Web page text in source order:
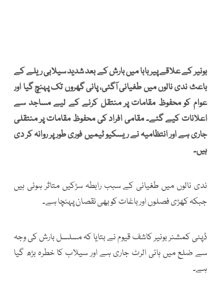
بونیر کے علاقے پیر بابا میں بارش کے بعد شدید سیلابی ریلے کے
باعث ندی نالوں میں طغیانی آگئی، پانی گھروں تک پہنچ گیا اور
عوام کو محفوظ مقامات پر منتقل کرنے کے لیے مساجد سے
اعلانات کیے گئے۔ مقامی افراد کی محفوظ مقامات پر منتقلی
جاری ہے اور انتظامیہ نے ریسکیو ٹیمیں فوری طور پر روانہ کر دی
ہیں۔
ندی نالوں میں طغیانی کے سبب رابطہ سڑکیں متاثر ہوئی ہیں
جبکہ کھڑی فصلوں اور باغات کو بھی نقصان پہنچا ہے۔
ڈپٹی کمشنر بونیر کاشف قیوم نے بتایا کہ مسلسل بارش کی وجہ
سے ضلع میں ہائی الرٹ جاری ہے اور سیلاب کا خطرہ بڑھ گیا
ہے۔